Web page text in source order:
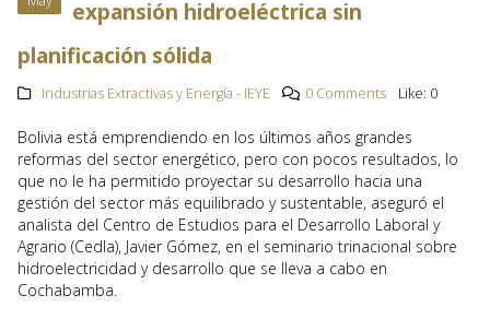
expansión hidroeléctrica sin
planificación sólida
Industrias Extractivas y Energía - IEYE 0 Comments Like: 0
Bolivia está emprendiendo en los últimos años grandes
reformas del sector energético, pero con pocos resultados, lo
que no le ha permitido proyectar su desarrollo hacia una
gestión del sector más equilibrado y sustentable, aseguró el
analista del Centro de Estudios para el Desarrollo Laboral y
Agrario (Cedla), Javier Gómez, en el seminario trinacional sobre
hidroelectricidad y desarrollo que se lleva a cabo en
Cochabamba.